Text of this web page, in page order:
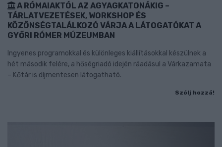
A RÓMAIAKTÓL AZ AGYAGKATONÁKIG –
TÁRLATVEZETÉSEK, WORKSHOP ÉS
KÖZÖNSÉGTALÁLKOZÓ VÁRJA A LÁTOGATÓKAT A
GYŐRI RÓMER MÚZEUMBAN
Ingyenes programokkal és különleges kiállításokkal készülnek a
hét második felére, a hőségriadó idején ráadásul a Várkazamata
– Kőtár is díjmentesen látogatható.
Szólj hozzá!